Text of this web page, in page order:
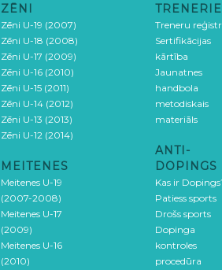
ZĒNI
Zēni U-19 (2007)
Zēni U-18 (2008)
Zēni U-17 (2009)
Zēni U-16 (2010)
Zēni U-15 (2011)
Zēni U-14 (2012)
Zēni U-13 (2013)
Zēni U-12 (2014)
MEITENES
Meitenes U-19
(2007-2008)
Meitenes U-17
(2009)
Meitenes U-16
(2010)
Treneru
Sertifikācijas
kārtība
Jaunatnes
handbola
metodiskais
materiāls
ANTI-
DOPINGS
Kas ir
Patiess sports
Drošs sports
Dopinga
kontroles
procedūra